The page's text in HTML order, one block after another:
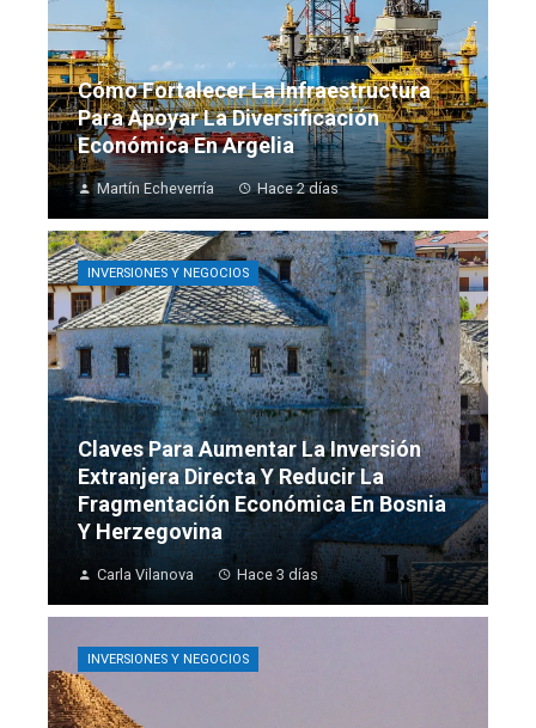
Cómo Fortalecer La Infraestructura
Para Apoyar La Diversificación
Económica En Argelia
Martín Echeverría Hace 2 días
INVERSIONES Y NEGOCIOS
Claves Para Aumentar La Inversión
Extranjera Directa Y Reducir La
Fragmentación Económica En Bosnia
Y Herzegovina
Carla Vilanova Hace 3 días
INVERSIONES Y NEGOCIOS